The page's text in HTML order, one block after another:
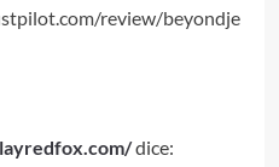
review/beyondje
dice: